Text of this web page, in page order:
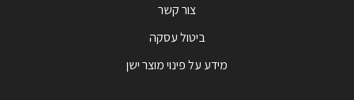
צור קשר
ביטול עסקה
מידע על פינוי מוצר ישן